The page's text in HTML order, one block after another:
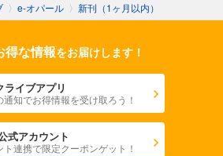
〉 e-オパール 〉 新刊（1ヶ月以内）
得な情報をお届けします！
ライブアプリ
通知でお得情報を受け取ろう！
式アカウント
ト連携で限定クーポンゲット！